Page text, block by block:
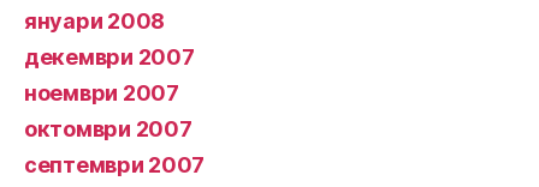
януари 2008
декември 2007
ноември 2007
октомври 2007
септември 2007